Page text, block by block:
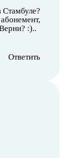
Стамбуле?
:)..
Ответить